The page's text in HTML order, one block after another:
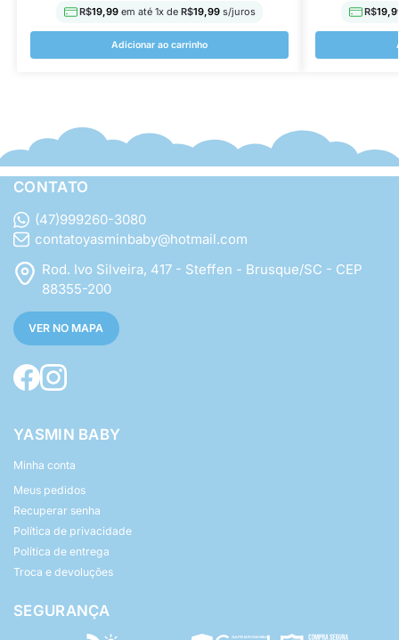
R$19,99 em até 1x de R$19,99s/juros
Adicionar ao carrinho
R$
CONTATO
(47)999260-3080
contatoyasminbaby@hotmail.com
Rod. Ivo Silveira, 417 - Steffen - Brusque/SC - CEP
88355-200
VER NO MAPA
YASMIN BABY
Minha conta
Meus pedidos
Recuperar senha
Política de privacidade
Política de entrega
Troca e devoluções
SEGURANÇA